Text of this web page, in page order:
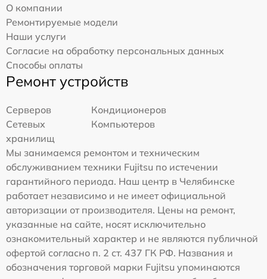
О компании
Ремонтируемые модели
Наши услуги
Согласие на обработку персональных данных
Способы оплаты
Ремонт устройств
Серверов
Кондиционеров
Сетевых
хранилищ
Компьютеров
Мы занимаемся ремонтом и техническим
обслуживанием техники Fujitsu по истечении
гарантийного периода. Наш центр в Челябинске
работает независимо и не имеет официальной
авторизации от производителя. Цены на ремонт,
указанные на сайте, носят исключительно
ознакомительный характер и не являются публичной
офертой согласно п. 2 ст. 437 ГК РФ. Названия и
обозначения торговой марки Fujitsu упоминаются